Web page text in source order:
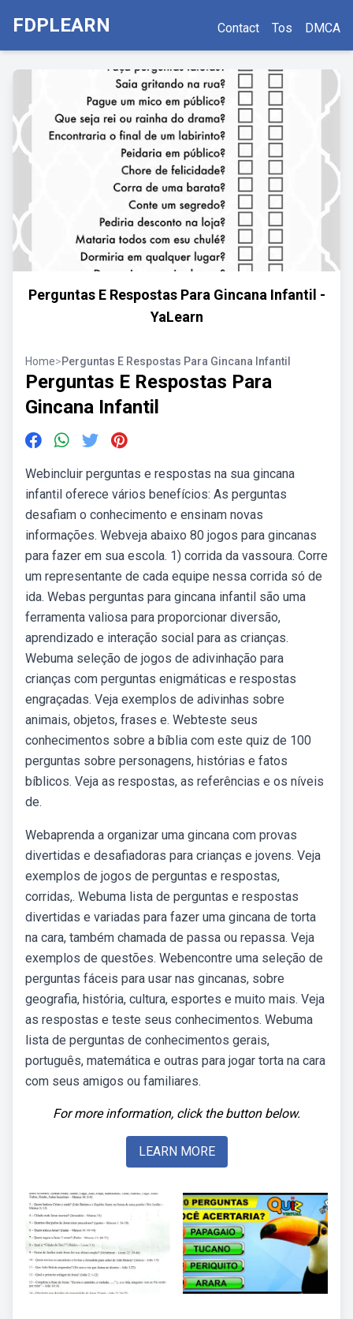
FDPLEARN Contact Tos DMCA
Perguntas E Respostas Para Gincana Infantil -
YaLearn
Home>Perguntas E Respostas Para Gincana Infantil
Perguntas E Respostas Para
Gincana Infantil
Webincluir perguntas e respostas na sua gincana
infantil oferece vários benefícios: As perguntas
desafiam o conhecimento e ensinam novas
informações. Webveja abaixo 80 jogos para gincanas
para fazer em sua escola. 1) corrida da vassoura. Corre
um representante de cada equipe nessa corrida só de
ida. Webas perguntas para gincana infantil são uma
ferramenta valiosa para proporcionar diversão,
aprendizado e interação social para as crianças.
Webuma seleção de jogos de adivinhação para
crianças com perguntas enigmáticas e respostas
engraçadas. Veja exemplos de adivinhas sobre
animais, objetos, frases e. Webteste seus
conhecimentos sobre a bíblia com este quiz de 100
perguntas sobre personagens, histórias e fatos
bíblicos. Veja as respostas, as referências e os níveis
de.
Webaprenda a organizar uma gincana com provas
divertidas e desafiadoras para crianças e jovens. Veja
exemplos de jogos de perguntas e respostas,
corridas,. Webuma lista de perguntas e respostas
divertidas e variadas para fazer uma gincana de torta
na cara, também chamada de passa ou repassa. Veja
exemplos de questões. Webencontre uma seleção de
perguntas fáceis para usar nas gincanas, sobre
geografia, história, cultura, esportes e muito mais. Veja
as respostas e teste seus conhecimentos. Webuma
lista de perguntas de conhecimentos gerais,
português, matemática e outras para jogar torta na cara
com seus amigos ou familiares.
For more information, click the button below.
LEARN MORE